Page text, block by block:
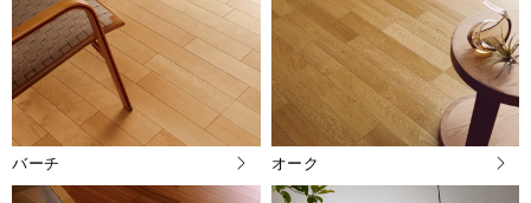
バーチ オーク